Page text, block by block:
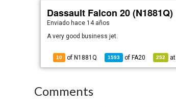
Dassault Falcon 20 (N1881Q)
Enviado hace 14 años
A very good business jet.
10 of N1881Q 1593 of FA20 252 at
Comments